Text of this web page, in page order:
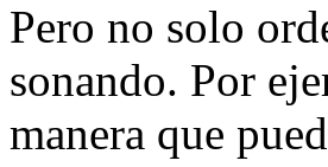
Pero no solo
sonando. Por
manera que